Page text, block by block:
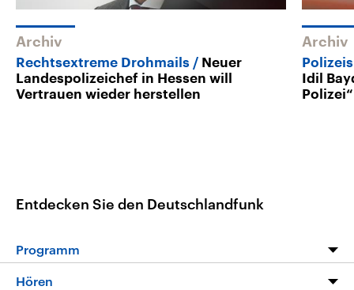
Archiv
Rechtsextreme Drohmails
Neuer
Landespolizeichef in Hessen will
Vertrauen wieder herstellen
Archiv
Idil
Polizei“
Entdecken Sie den Deutschlandfunk
Programm
Programm
Hören